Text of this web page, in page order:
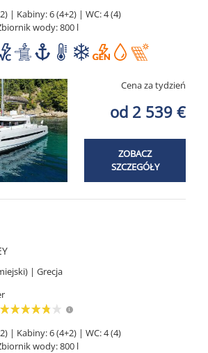
| Kabiny: 6 (4+2) | WC: 4 (4)
wody: 800 l
Cena za tydzień
od 2 539 €
ZOBACZ
SZCZEGÓŁY
| Grecja
| Kabiny: 6 (4+2) | WC: 4 (4)
wody: 800 l